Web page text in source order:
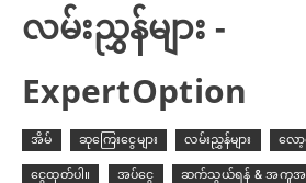
လမ်းညွှန်များ -
ExpertOption
အိမ် ဆုကြေးငွေများ လမ်းညွှန်များ လေ
ငွေထုတ်ပါ။ အပ်ငွေ ဆက်သွယ်ရန် & အကူ